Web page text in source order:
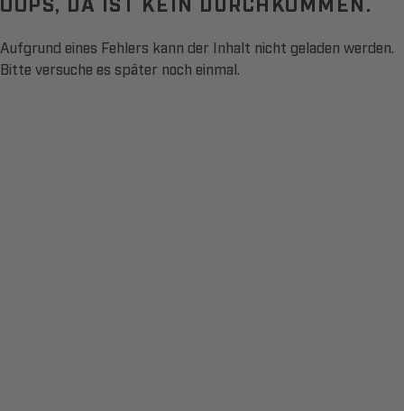
Aufgrund eines Fehlers kann der Inhalt nicht geladen werden.
Bitte versuche es später noch einmal.